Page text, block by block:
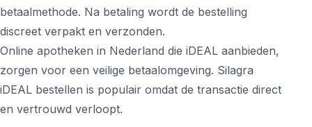
betaalmethode. Na betaling wordt de bestelling
discreet verpakt en verzonden.
Online apotheken in Nederland die iDEAL aanbieden,
zorgen voor een veilige betaalomgeving. Silagra
iDEAL bestellen is populair omdat de transactie direct
en vertrouwd verloopt.